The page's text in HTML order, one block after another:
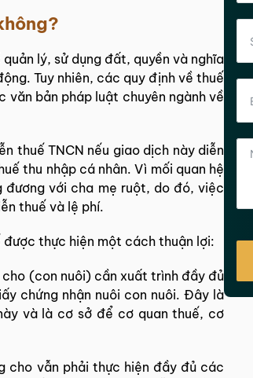
lý, sử dụng đất, quyền và nghĩa
Tuy nhiên, các quy định về thuế
bản pháp luật chuyên ngành về
thuế TNCN nếu giao dịch này diễn
thu nhập cá nhân. Vì mối quan hệ
đương với cha mẹ ruột, do đó, việc
thuế và lệ phí.
thực hiện một cách thuận lợi:
(con nuôi) cần xuất trình đầy đủ
chứng nhận nuôi con nuôi. Đây là
và là cơ sở để cơ quan thuế, cơ
cho vẫn phải thực hiện đầy đủ các